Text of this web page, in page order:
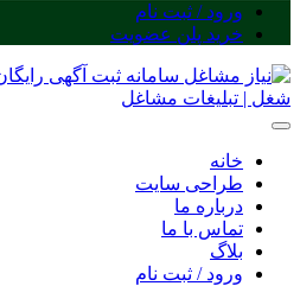
ورود / ثبت نام
خرید پلن عضویت
خانه
طراحی سایت
درباره ما
تماس با ما
بلاگ
ورود / ثبت نام